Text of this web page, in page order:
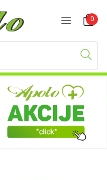
0
Registracija